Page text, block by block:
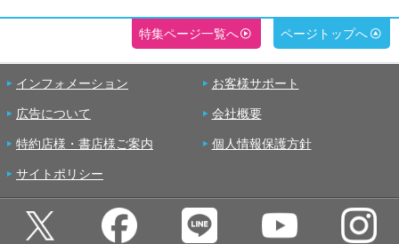
特集ページ一覧へ ページトップへ
インフォメーション お客様サポート
広告について 会社概要
特約店様・書店様ご案内 個人情報保護方針
サイトポリシー